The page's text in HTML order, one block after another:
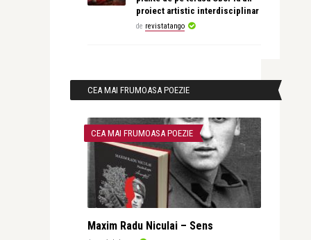
proiect artistic interdisciplinar
de revistatango
CEA MAI FRUMOASA POEZIE
CEA MAI FRUMOASA POEZIE
Maxim Radu Niculai – Sens